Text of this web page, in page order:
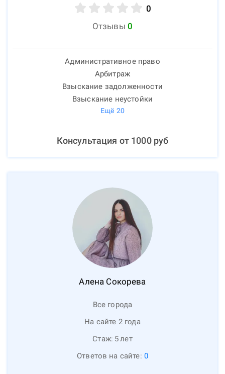
0
Отзывы 0
Административное право
Арбитраж
Взыскание задолженности
Взыскание неустойки
Ещё 20
Консультация от 1000руб
Алена Сокорева
Все города
На сайте 2 года
Стаж: 5лет
Ответов на сайте: 0